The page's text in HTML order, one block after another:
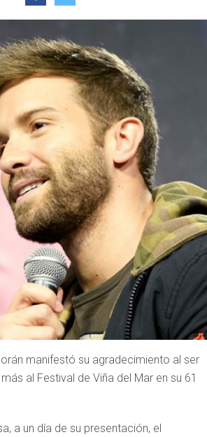
manifestó su agradecimiento al ser
al Festival de Viña del Mar en su 61
a un día de su presentación, el